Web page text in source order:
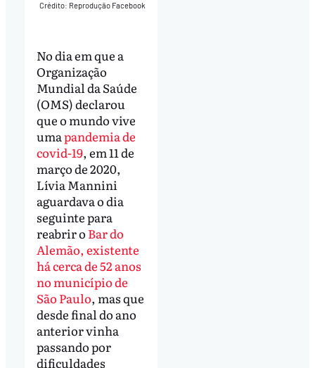
Crédito: Reprodução Facebook
No dia em que a
Organização
Mundial da Saúde
(OMS) declarou
que o mundo vive
umapandemia de
covid-19, em 11 de
março de 2020,
Lívia Mannini
aguardava o dia
seguinte para
reabrir o Bar do
Alemão, existente
há cerca de 52 anos
no município de
São Paulo, mas que
desde final do ano
anterior vinha
passando por
dificuldades